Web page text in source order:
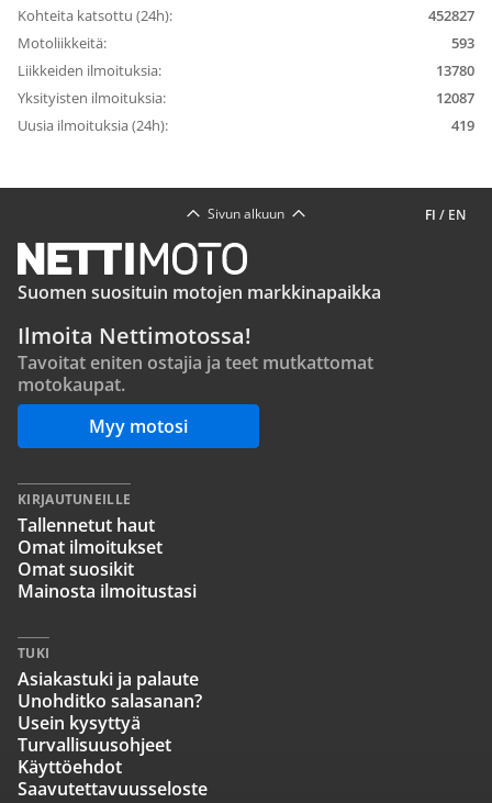
Kohteita katsottu (24h):
452827
Motoliikkeitä:
593
Liikkeiden ilmoituksia:
13780
Yksityisten ilmoituksia:
12087
Uusia ilmoituksia (24h):
419
FI / EN
Sivun alkuun
Suomen suosituin motojen markkinapaikka
Ilmoita Nettimotossa!
Tavoitat eniten ostajia ja teet mutkattomat
motokaupat.
Myy motosi
KIRJAUTUNEILLE
Tallennetut haut
Omat ilmoitukset
Omat suosikit
Mainosta ilmoitustasi
TUKI
Asiakastuki ja palaute
Unohditko salasanan?
Usein kysyttyä
Turvallisuusohjeet
Käyttöehdot
Saavutettavuusseloste